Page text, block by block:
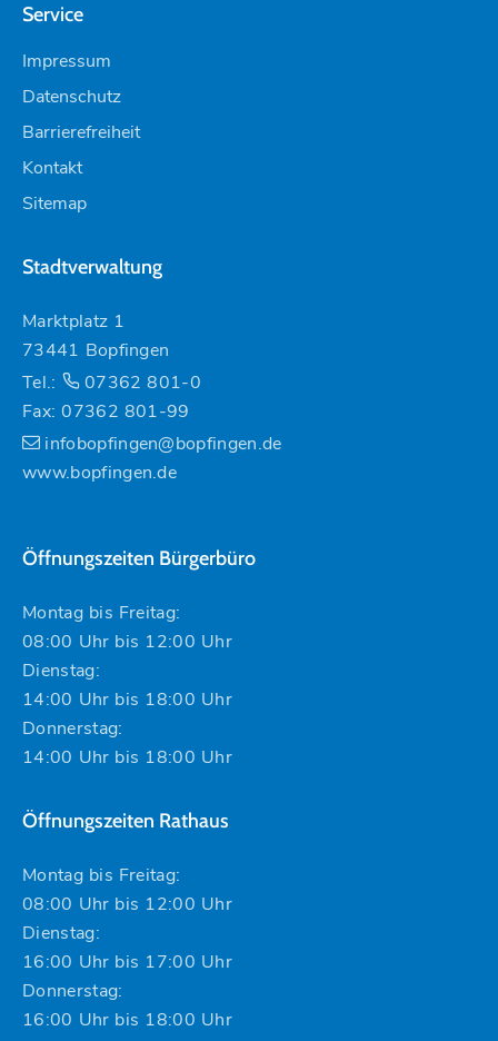
Service
Impressum
Datenschutz
Barrierefreiheit
Kontakt
Sitemap
Stadtverwaltung
Marktplatz 1
73441 Bopfingen
Tel.:
07362 801-0
Fax: 07362 801-99
infobopfingen@bopfingen.de
www.bopfingen.de
Öffnungszeiten Bürgerbüro
Montag bis Freitag:
08:00 Uhr bis 12:00 Uhr
Dienstag:
14:00 Uhr bis 18:00 Uhr
Donnerstag:
14:00 Uhr bis 18:00 Uhr
Öffnungszeiten Rathaus
Montag bis Freitag:
08:00 Uhr bis 12:00 Uhr
Dienstag:
16:00 Uhr bis 17:00 Uhr
Donnerstag:
16:00 Uhr bis 18:00 Uhr